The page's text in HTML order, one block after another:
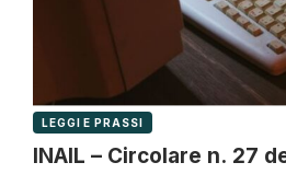
LEGGI E PRASSI
INAIL – Circolare n. 27